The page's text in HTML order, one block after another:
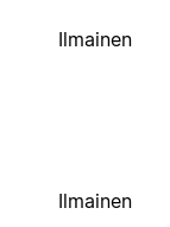
Ilmainen
Ilmainen